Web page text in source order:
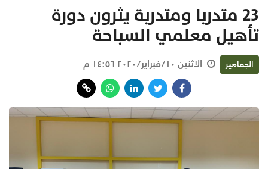
23 متدربا ومتدربة يثرون دورة
تأهيل معلمي السباحة
الجماهير الاثنين ١٠/فبراير/٢٠٢٠ ١٤:٥٦ م